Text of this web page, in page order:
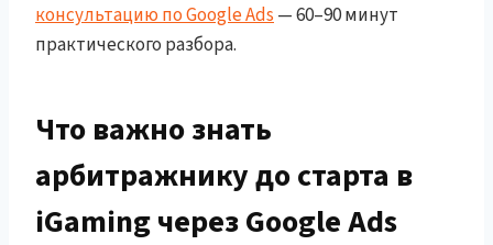
консультацию по Google Ads — 60–90 минут
практического разбора.
Что важно знать
арбитражнику до старта в
iGaming через Google Ads